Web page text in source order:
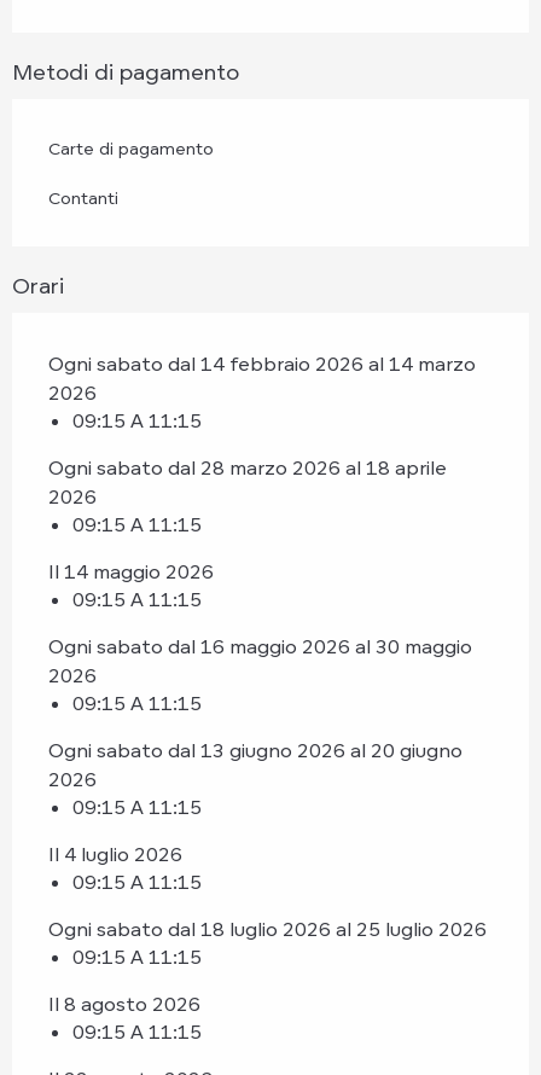
Metodi di pagamento
Carte di pagamento
Contanti
Orari
Ogni sabato dal 14 febbraio 2026 al 14 marzo
2026
09:15 A 11:15
Ogni sabato dal 28 marzo 2026 al 18 aprile
2026
09:15 A 11:15
Il 14 maggio 2026
09:15 A 11:15
Ogni sabato dal 16 maggio 2026 al 30 maggio
2026
09:15 A 11:15
Ogni sabato dal 13 giugno 2026 al 20 giugno
2026
09:15 A 11:15
Il 4 luglio 2026
09:15 A 11:15
Ogni sabato dal 18 luglio 2026 al 25 luglio 2026
09:15 A 11:15
Il 8 agosto 2026
09:15 A 11:15